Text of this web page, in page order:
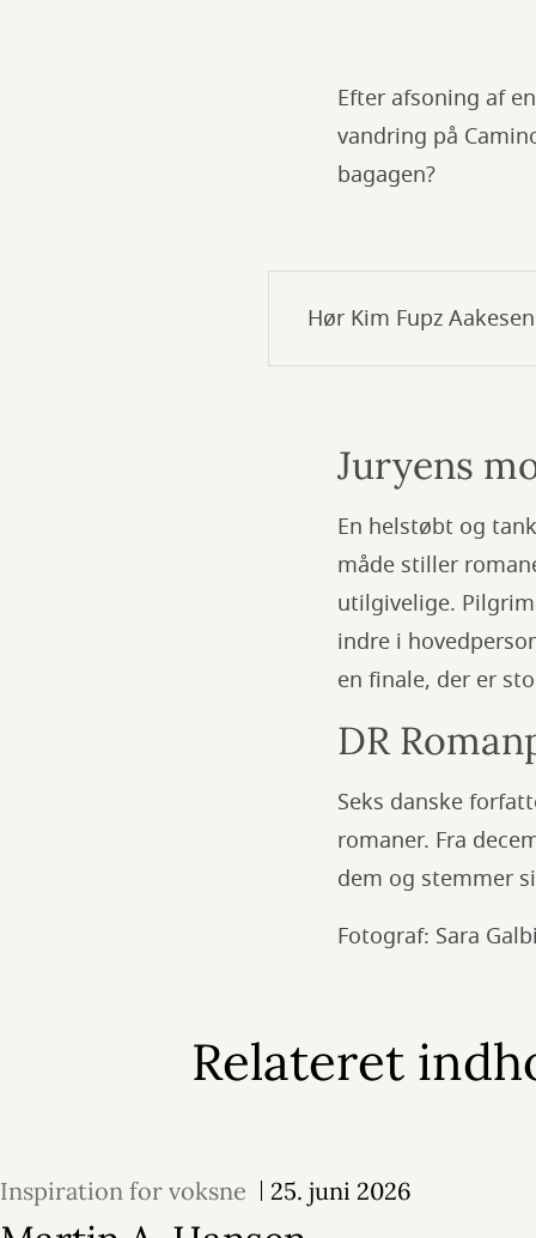
Efter afsoning af
vandring på
bagagen?
Hør Kim Fupz
Juryens
En helstøbt og
måde stiller
utilgivelige.
indre i
en finale, der er
DR
Seks danske
romaner. Fra
dem og stemmer
Fotograf: Sara
Relateret
Inspiration for voksne 25. juni 2026